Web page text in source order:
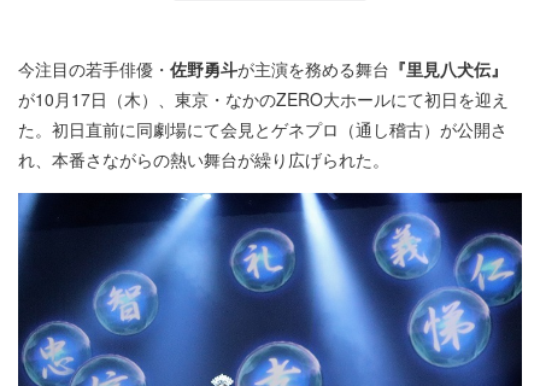
今注目の若手俳優・ 佐野勇斗が主演を務める舞台 『里見八犬伝』
が10月17日（木）、東京・なかのZERO大ホールにて初日を迎え
た。初日直前に同劇場にて会見とゲネプロ（通し稽古）が公開さ
れ、本番さながらの熱い舞台が繰り広げられた。